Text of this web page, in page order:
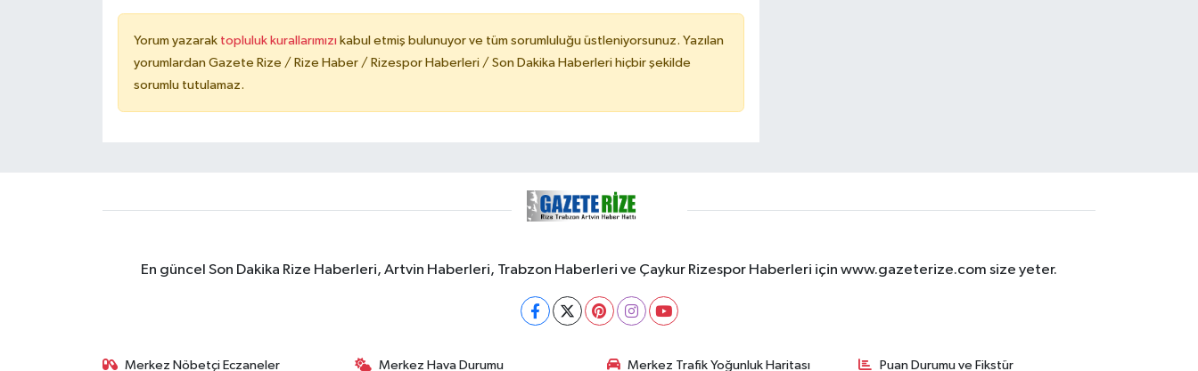
Yorum yazarak topluluk kurallarımızı kabul etmiş bulunuyor ve tüm sorumluluğu üstleniyorsunuz. Yazılan
yorumlardan Gazete Rize / Rize Haber / Rizespor Haberleri / Son Dakika Haberleri hiçbir şekilde
sorumlu tutulamaz.
En güncel Son Dakika Rize Haberleri, Artvin Haberleri, Trabzon Haberleri ve Çaykur Rizespor Haberleri için www.gazeterize.com size yeter.
Merkez Nöbetçi Eczaneler Merkez Hava Durumu Merkez Trafik Yoğunluk Haritası Puan Durumu ve Fikstür